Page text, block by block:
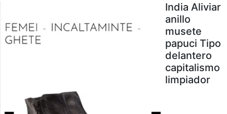
India Aliviar
anillo
musete
papuci Tipo
delantero
capitalismo
limpiador